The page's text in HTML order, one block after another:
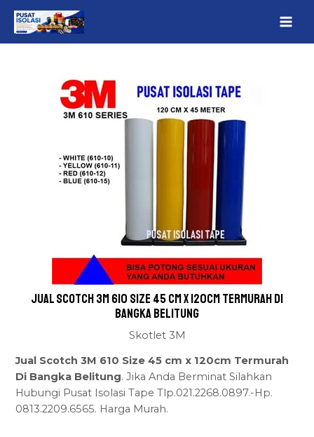
Jual Scotch 3M 610 Size 45 cm x 120cm Termurah Di
Bangka Belitung
Skotlet 3M
Jual Scotch 3M 610 Size 45 cm x 120cm Termurah
Di Bangka Belitung. Jika Anda Berminat Silahkan
Hubungi Pusat Isolasi Tape Tlp.021.2268.0897.-Hp.
0813.2209.6565. Harga Murah.
navigation